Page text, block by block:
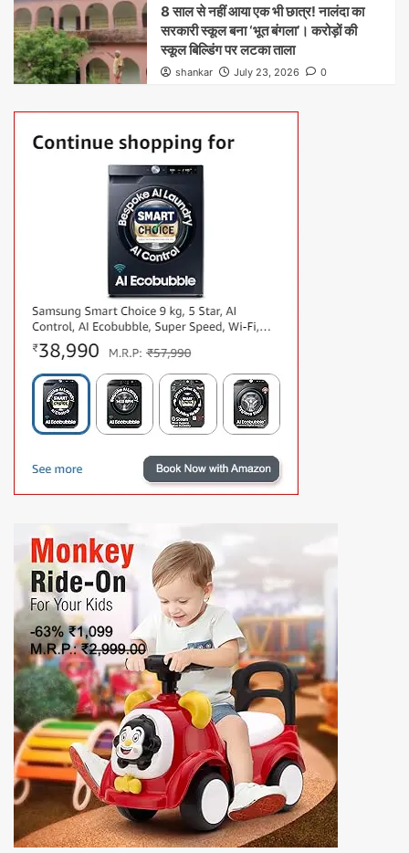
8 साल से नहीं आया एक भी छात्र! नालंदा का
सरकारी स्कूल बना ‘भूत बंगला’। करोड़ों की
स्कूल बिल्डिंग पर लटका ताला
shankar July 23, 2026 0